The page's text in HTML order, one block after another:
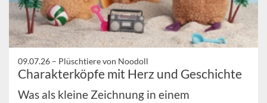
09.07.26 – Plüschtiere von Noodoll
Charakterköpfe mit Herz und Geschichte
Was als kleine Zeichnung in einem